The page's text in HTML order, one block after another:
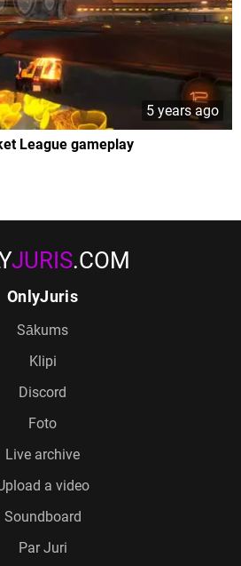
5 years ago
League gameplay
JURIS.COM
OnlyJuris
Sākums
Klipi
Discord
Foto
Live archive
a video
Soundboard
Par Juri